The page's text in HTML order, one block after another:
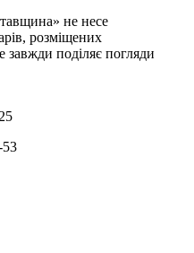
не несе
розміщених
завжди поділяє погляди
53